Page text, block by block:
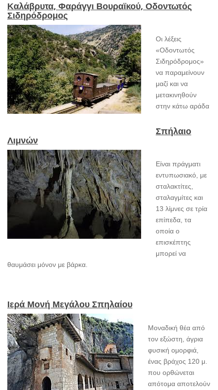
Καλάβρυτα, Φαράγγι Βουραϊκού, Οδοντωτός
Σιδηρόδρομος
Οι λέξεις
«Οδοντωτός
Σιδηρόδρομος»
να παραμείνουν
μαζί και να
μετακινηθούν
στην κάτω αράδα
Σπήλαιο
Λιμνών
Είναι πράγματι
εντυπωσιακό, με
σταλακτίτες,
σταλαγμίτες και
13 λίμνες σε τρία
επίπεδα, τα
οποία ο
επισκέπτης
μπορεί να
θαυμάσει μόνον με βάρκα.
Ιερά Μονή Μεγάλου Σπηλαίου
Μοναδική θέα από
τον εξώστη, άγρια
φυσική ομορφιά,
ένας βράχος 120 μ.
που ορθώνεται
απότομα αποτελούν